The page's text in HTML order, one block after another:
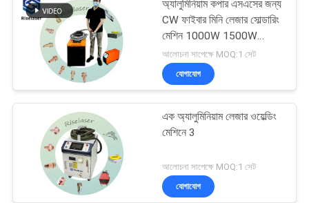
অ্যালুমিনিয়াম কপার এসএসের জন্য
CW ফাইবার মিনি লেজার সোল্ডারিং
মেশিন 1000W 1500W
2000W
আলোচনা সাপেক্ষে MOQ:1 সেট
যোগাযোগ
এক অ্যালুমিনিয়াম লেজার ওয়েল্ডিং
মেশিনে 3
আলোচনা সাপেক্ষে MOQ:1 সেট
যোগাযোগ